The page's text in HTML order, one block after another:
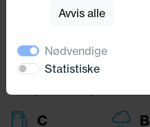
Profil:
55,00
Diameter:
Lasteindex:
C B
Avvis alle
Nødvendige
Statistiske